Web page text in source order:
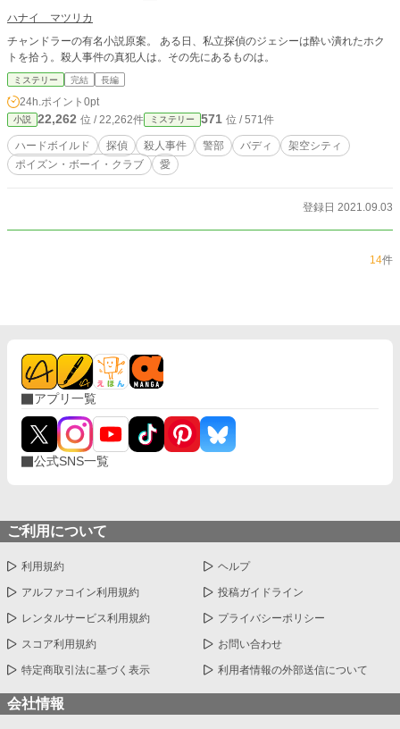
ハナイ マツリカ
チャンドラーの有名小説原案。 ある日、私立探偵のジェシーは酔い潰れたホク
トを拾う。殺人事件の真犯人は。その先にあるものは。
ミステリー 完結 長編
24h.ポイント 0pt
小説 22,262 位 / 22,262件 ミステリー 571 位 / 571件
ハードボイルド 探偵 殺人事件 警部 バディ
架空シティ
ポイズン・ボーイ・クラブ
愛
登録日 2021.09.03
14件
アプリ一覧
公式SNS一覧
ご利用について
利用規約 ヘルプ
アルファコイン利用規約 投稿ガイドライン
レンタルサービス利用規約 プライバシーポリシー
スコア利用規約 お問い合わせ
特定商取引法に基づく表示 利用者情報の外部送信について
会社情報